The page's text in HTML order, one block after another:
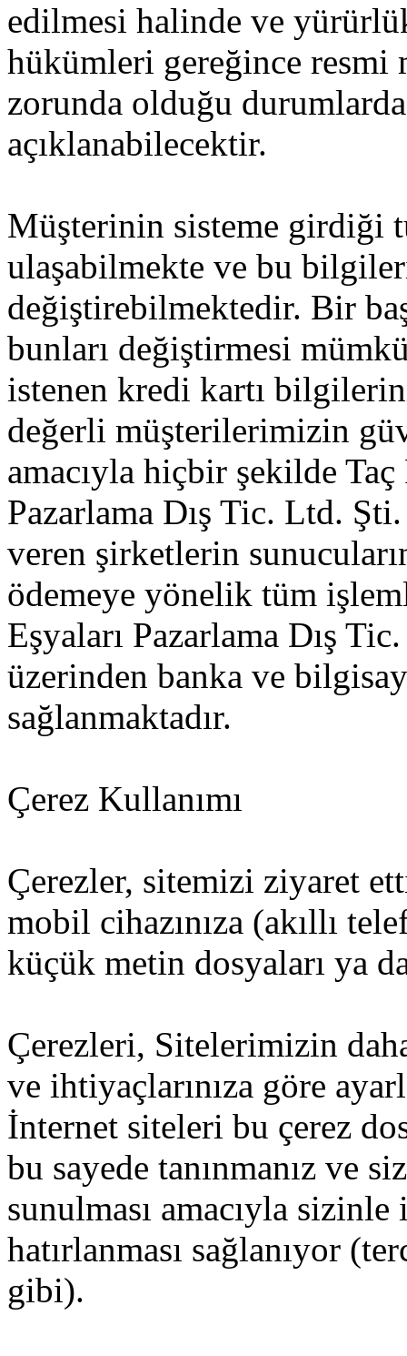
edilmesi halinde ve
hükümleri gereğince resmi
zorunda olduğu
açıklanabilecektir.
Müşterinin sisteme girdiği
ulaşabilmekte ve bu
değiştirebilmektedir. Bir
bunları değiştirmesi
istenen kredi kartı
değerli müşterilerimizin
amacıyla hiçbir şekilde
Pazarlama Dış Tic. Ltd.
veren şirketlerin
ödemeye yönelik tüm
Eşyaları Pazarlama Dış
üzerinden banka ve
sağlanmaktadır.
Çerez Kullanımı
Çerezler, sitemizi ziyaret
mobil cihazınıza (akıllı
küçük metin dosyaları ya
Çerezleri, Sitelerimizin
ve ihtiyaçlarınıza göre
İnternet siteleri bu çerez
bu sayede tanınmanız ve
sunulması amacıyla
hatırlanması sağlanıyor
gibi).